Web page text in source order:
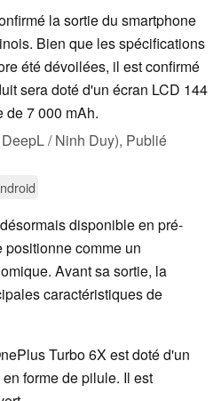
la sortie du smartphone
Bien que les spécifications
été dévoilées, il est confirmé
sera doté d'un écran LCD 144
de 7 000 mAh.
/ Ninh Duy), Publié
disponible en pré-
comme un
Avant sa sortie, la
caractéristiques de
Turbo 6X est doté d'un
forme de pilule. Il est